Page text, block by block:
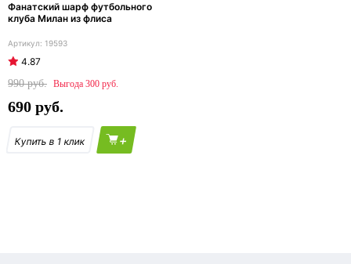
Фанатский шарф футбольного
клуба Милан из флиса
19593
4.87
990
300
690
+